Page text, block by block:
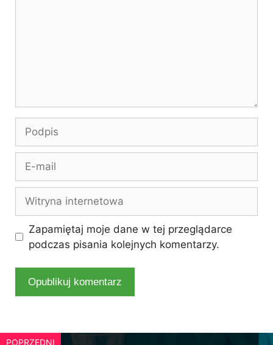
mail
internetowa
Zapamiętaj moje dane w tej przeglądarce
podczas pisania kolejnych komentarzy.
POPRZEDNI